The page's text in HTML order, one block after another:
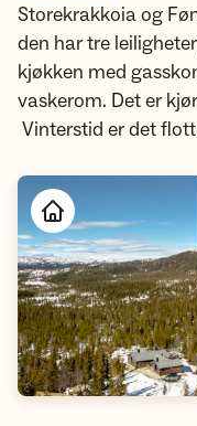
Storekrakkoia og
den har tre
kjøkken med
vaskerom. Det er
Vinterstid er det